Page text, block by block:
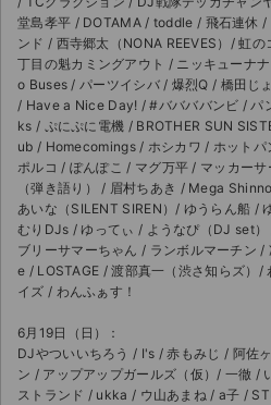
サイト情報
チケットジャム運営会社
チケットジャム利用規約
プライバシーポリシー
特定商取引法に基づく表記
堂島孝平 / DOTAMA / toddle / 飛石連休 /
ンド / 西寺郷太（NONA REEVES）/ 虹
丁目の魁カミングアウト / ニッキューナ
o Buses / パーツイシバ / 爆烈Q / 橋田じ
/ Have a Nice Day! / #ババババンビ / パ
ks / ぷにぷに電機 / BROTHER SUN
ub / Homecomings / ホシカワ / ホット
ポルコ / ぽんぽこ / マグ万平 / マッカー
（弾き語り） / 眉村ちあき / Mega
あいな（SILENT SIREN）/ ゆうらん船 /
むりDJs / ゆってぃ / ようなぴ（DJ set
ブリーサマーちゃん / ランボルマーチン
e / LOSTAGE / 渡部真一（渋さ知らズ）/
イズ / わんふぁす！
6月19日（日）：
DJやついいちろう / I's / 赤もみじ / 阿佐
ン / アップアップガールズ（仮）/ 一徹 /
ストランド / ukka / ウ山あまね / a子 /